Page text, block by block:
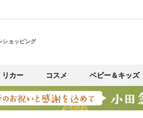
ショッピング
リカー コスメ ベビー＆キッズ